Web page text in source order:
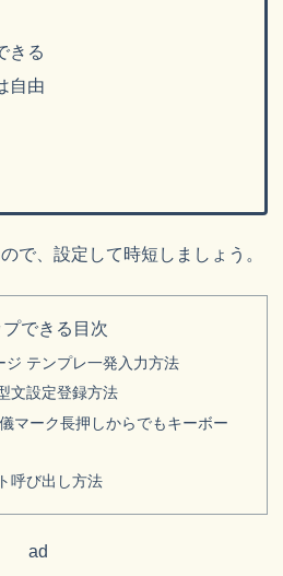
きる
自由
で、設定して時短しましょう。
プできる目次
ジ テンプレ一発入力方法
文設定登録方法
マーク長押しからでもキーボー
呼び出し方法
ad